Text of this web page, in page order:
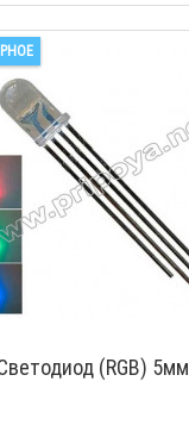
(RGB) 5мм